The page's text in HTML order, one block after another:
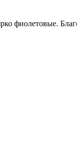
фиолетовые.